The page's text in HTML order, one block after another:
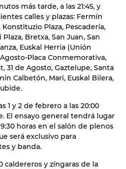
más tarde, a las 21:45, y
calles y plazas: Fermín
Plaza, Pescadería,
Bretxa, San Juan, San
Euskal Herria (Unión
Placa Conmemorativa,
31 de Agosto, Gaztelupe, Santa
Calbetón, Mari, Euskal Bilera,
1 y 2 de febrero a las 20:00
El ensayo general tendrá lugar
horas en el salón de plenos
será exclusivo para
y banda.
caldereros y zíngaras de la